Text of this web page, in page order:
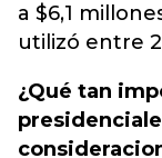
a $6,1
utilizó entre
¿Qué tan